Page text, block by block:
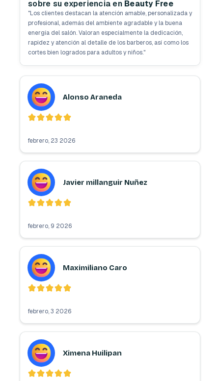
sobre su experiencia en Beauty Free
"Los clientes destacan la atención amable, personalizada y
profesional, además del ambiente agradable y la buena
energía del salón. Valoran especialmente la dedicación,
rapidez y atención al detalle de los barberos, así como los
cortes bien logrados para adultos y niños."
Alonso Araneda
febrero, 23 2026
Javier millanguir Nuñez
febrero, 9 2026
Maximiliano Caro
febrero, 3 2026
Ximena Huilipan